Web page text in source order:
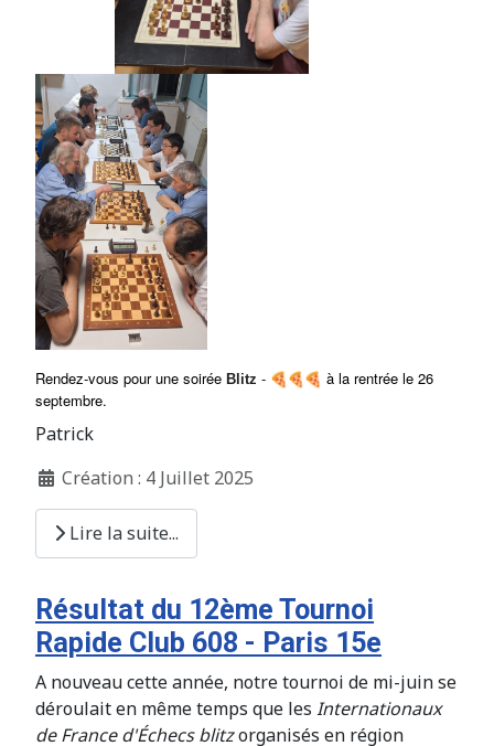
Rendez-vous pour une soirée Blitz -
à la rentrée le 26
septembre.
Patrick
Création : 4 Juillet 2025
Lire la suite...
Résultat du 12ème Tournoi
Rapide Club 608 - Paris 15e
A nouveau cette année, notre tournoi de mi-juin se
déroulait en même temps que les Internationaux
de France d'Échecs blitzorganisés en région